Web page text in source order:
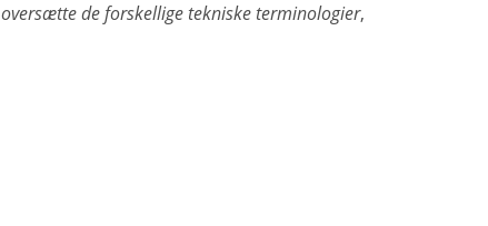
oversætte de forskellige tekniske terminologier,